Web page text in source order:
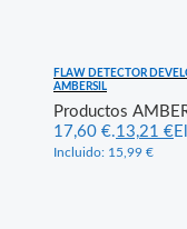
FLAW DETECTOR
AMBERSIL
Productos
17,60 €.13,21 €
Incluido: 15,99 €